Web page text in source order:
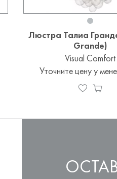
Люстра Талиа
Grande)
Visual Comfort
Уточните цену у